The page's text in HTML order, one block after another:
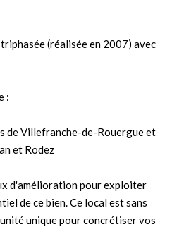
(réalisée en 2007) avec
:
de Villefranche-de-Rouergue et
et Rodez
d'amélioration pour exploiter
de ce bien. Ce local est sans
unique pour concrétiser vos